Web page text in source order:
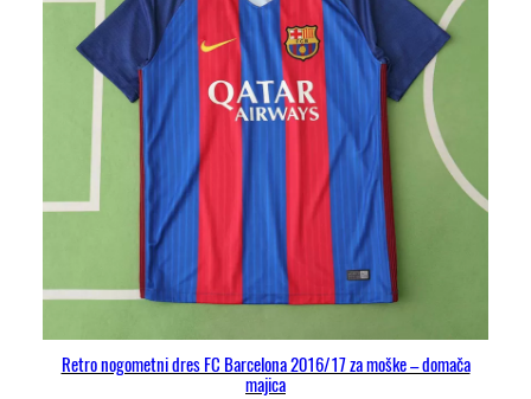
Retro nogometni dres FC Barcelona 2016/17 za moške – domača
majica